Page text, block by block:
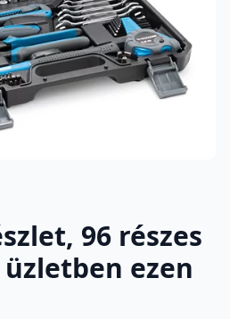
96 részes
ezen